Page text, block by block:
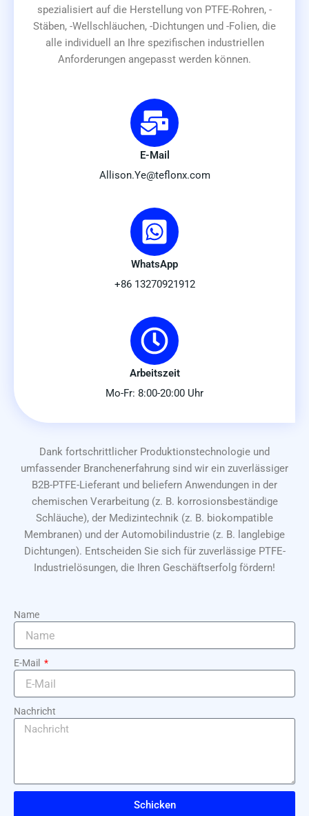
spezialisiert auf die Herstellung von PTFE-Rohren, -
Stäben, -Wellschläuchen, -Dichtungen und -Folien, die
alle individuell an Ihre spezifischen industriellen
Anforderungen angepasst werden können.
E-Mail
Allison.Ye@teflonx.com
WhatsApp
+86 13270921912
Arbeitszeit
Mo-Fr: 8:00-20:00 Uhr
Dank fortschrittlicher Produktionstechnologie und
umfassender Branchenerfahrung sind wir ein zuverlässiger
B2B-PTFE-Lieferant und beliefern Anwendungen in der
chemischen Verarbeitung (z. B. korrosionsbeständige
Schläuche), der Medizintechnik (z. B. biokompatible
Membranen) und der Automobilindustrie (z. B. langlebige
Dichtungen). Entscheiden Sie sich für zuverlässige PTFE-
Industrielösungen, die Ihren Geschäftserfolg fördern!
Name
E-Mail
Nachricht
Schicken